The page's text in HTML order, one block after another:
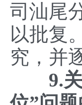
司汕尾
以批复
究，并
9.